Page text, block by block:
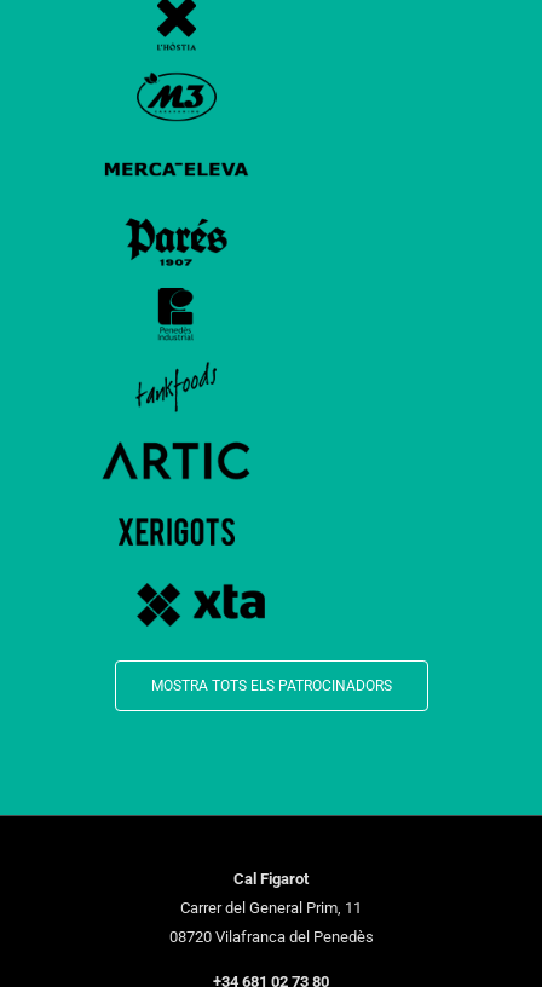
MOSTRA TOTS ELS PATROCINADORS
Cal Figarot
Carrer del General Prim, 11
08720 Vilafranca del Penedès
+34 681 02 73 80